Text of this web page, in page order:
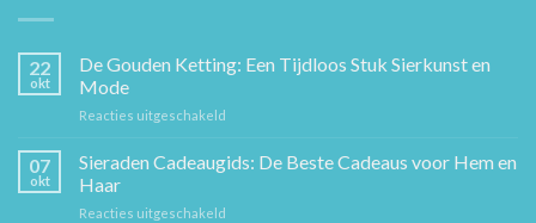
22
okt
De Gouden Ketting: Een Tijdloos Stuk Sierkunst en
Mode
Reacties uitgeschakeld
Gouden
07
okt
Sieraden Cadeaugids: De Beste Cadeaus voor Hem en
Haar
Reacties uitgeschakeld